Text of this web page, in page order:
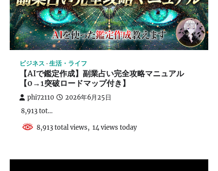
ビジネス 生活・ライフ
【AIで鑑定作成】副業占い完全攻略マニュアル
【0→1突破ロードマップ付き】
phi72110 2026年6月25日
8,913 tot…
8,913 total views, 14 views today